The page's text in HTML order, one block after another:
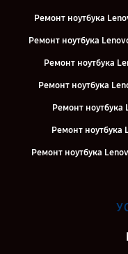
Ремонт ноутбука
Ремонт ноутбука
Ремонт ноутбука
Ремонт ноутбука
Ремонт ноутбука
Ремонт ноутбука
Ремонт ноутбука